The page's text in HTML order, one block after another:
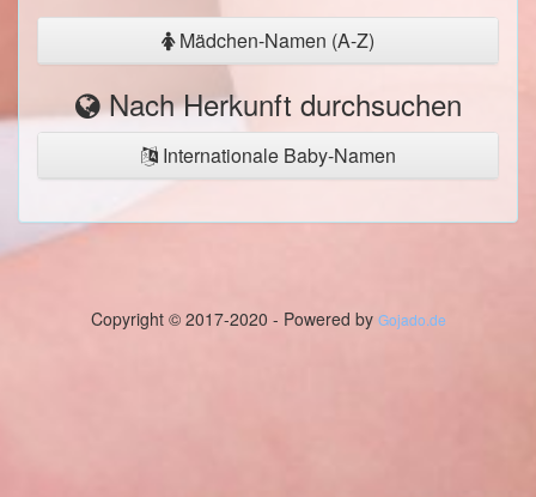
Mädchen-Namen (A-Z)
Nach Herkunft durchsuchen
Internationale Baby-Namen
Copyright © 2017-2020 - Powered by Gojado.de